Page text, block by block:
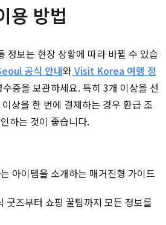
용 방법
정보는 현장 상황에 따라 바뀔 수 있습
공식 안내와 Visit Korea 여행 정
증을 보관하세요. 특히 3개 이상을 선
상을 한 번에 결제하는 경우 환급 조
하는 것이 좋습니다.
아이템을 소개하는 매거진형 가이드
굿즈부터 쇼핑 꿀팁까지 모든 정보를